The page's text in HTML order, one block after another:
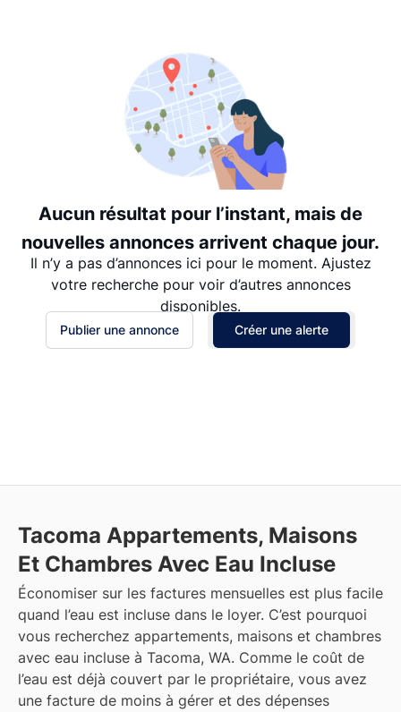
Date: les plus anciens d’abord
Aucun résultat pour l’instant, mais de
nouvelles annonces arrivent chaque jour.
Il n’y a pas d’annonces ici pour le moment. Ajustez
votre recherche pour voir d’autres annonces
disponibles.
Publier une annonce Créer une alerte
Tacoma Appartements, Maisons
Et Chambres Avec Eau Incluse
Économiser sur les factures mensuelles est plus facile
quand l’eau est incluse dans le loyer. C’est pourquoi
vous recherchez appartements, maisons et chambres
avec eau incluse à Tacoma, WA. Comme le coût de
l’eau est déjà couvert par le propriétaire, vous avez
une facture de moins à gérer et des dépenses